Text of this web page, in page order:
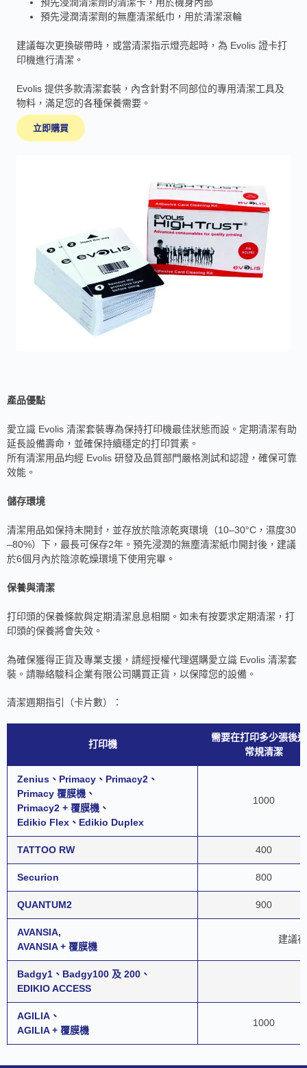
預先浸潤清潔劑的無塵清潔紙巾，用於清潔滾輪
建議每次更換碳帶時，或當清潔指示燈亮起時，為 Evolis 證卡打
印機進行清潔。
Evolis 提供多款清潔套裝，內含針對不同部位的專用清潔工具及
物料，滿足您的各種保養需要。
立即購買
產品優點
愛立識 Evolis 清潔套裝專為保持打印機最佳狀態而設。定期清潔有助
延長設備壽命，並確保持續穩定的打印質素。
所有清潔用品均經 Evolis 研發及品質部門嚴格測試和認證，確保可靠
效能。
儲存環境
清潔用品如保持未開封，並存放於陰涼乾爽環境（10–30°C，濕度30
–80%）下，最長可保存2年。預先浸潤的無塵清潔紙巾開封後，建議
於6個月內於陰涼乾燥環境下使用完畢。
保養與清潔
打印頭的保養條款與定期清潔息息相關。如未有按要求定期清潔，打
印頭的保養將會失效。
為確保獲得正貨及專業支援，請經授權代理選購愛立識 Evolis 清潔套
裝。請聯絡駿科企業有限公司購買正貨，以保障您的設備。
清潔週期指引（卡片數）：
打印機
需要在打印多少張後
常規清潔
Zenius、Primacy、Primacy2、
Primacy 覆膜機、
Primacy2 + 覆膜機、
Edikio Flex、Edikio Duplex
1000
TATTOO RW 400
Securion 800
QUANTUM2 900
AVANSIA,
AVANSIA + 覆膜機
建議
Badgy1、Badgy100 及 200、
EDIKIO ACCESS
AGILIA、
AGILIA + 覆膜機
1000